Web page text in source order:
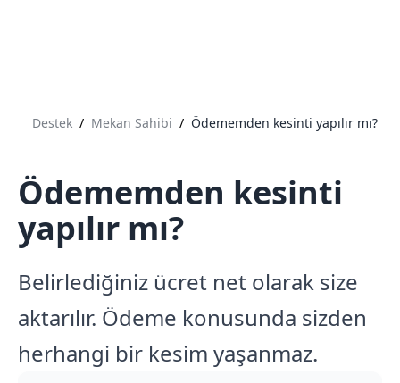
Destek / Mekan Sahibi / Ödememden kesinti yapılır mı?
Ödememden kesinti
yapılır mı?
Belirlediğiniz ücret net olarak size
aktarılır. Ödeme konusunda sizden
herhangi bir kesim yaşanmaz.